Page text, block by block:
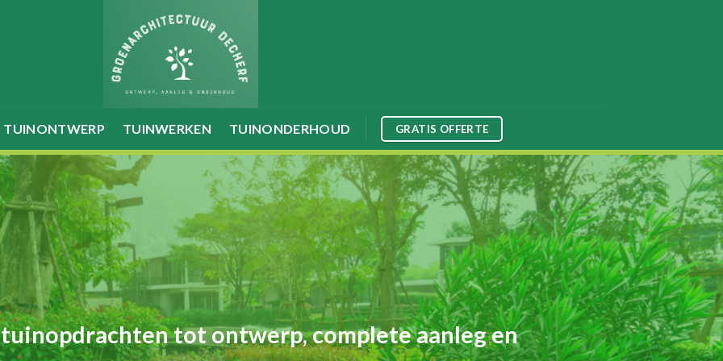
TUINONTWERP TUINWERKEN TUINONDERHOUD GRATIS OFFERTE
tot ontwerp, complete aanleg en